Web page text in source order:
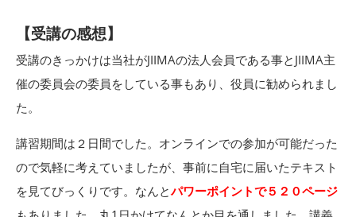
【受講の感想】
受講のきっかけは当社がJIIMAの法人会員である事とJIIMA主
催の委員会の委員を している事もあり、役員に勧められまし
た。
講習期間は２日間でした。オンラインでの参加が可能だった
ので気軽に考えていましたが、事前に自宅に届いたテキスト
を見てびっくりです。なんとパワーポイントで５２０ページ